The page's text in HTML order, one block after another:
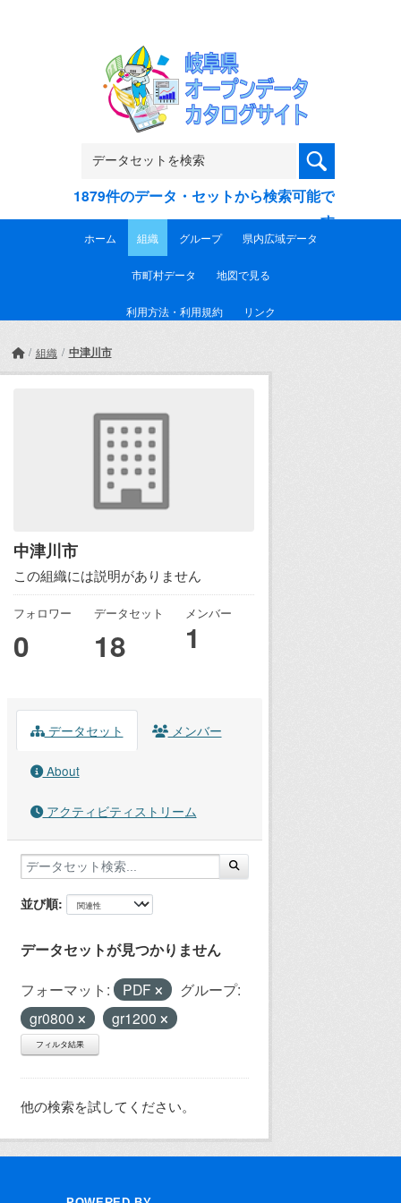
1879件のデータ・セットから検索可能で
す
ホーム 組織 グループ 県内広域データ
市町村データ 地図で見る
利用方法・利用規約 リンク
組織 中津川市
中津川市
この組織には説明がありません
フォロワー
0
データセット
18
メンバー
1
データセット メンバー
About
アクティビティストリーム
並び順
データセットが見つかりません
フォーマット: PDF
グループ:
gr0800
gr1200
フィルタ結果
他の検索を試してください。